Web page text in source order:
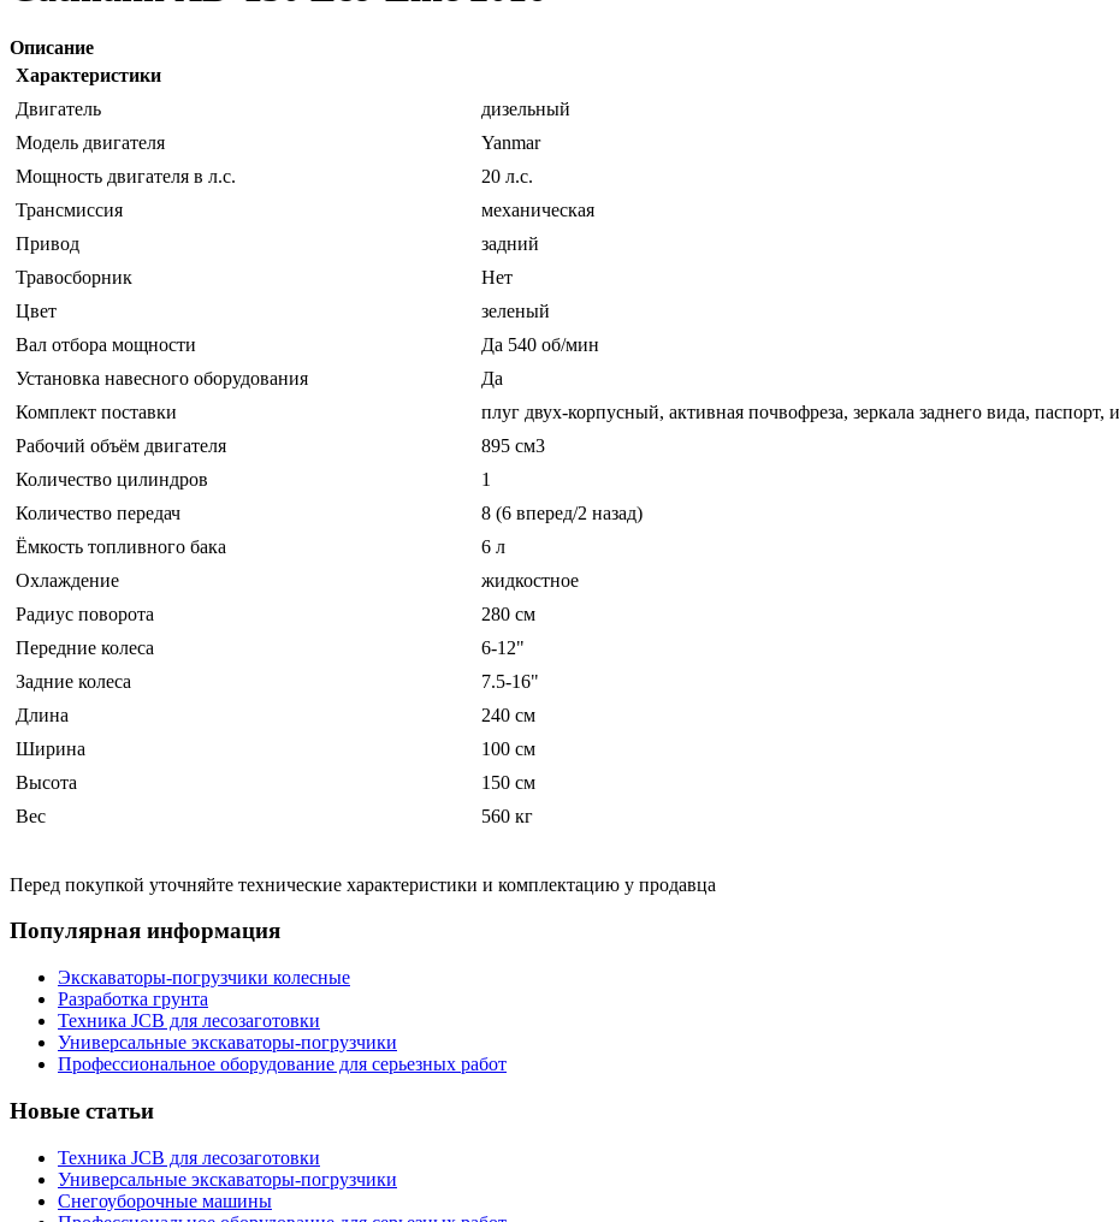
Описание
Характеристики
Двигатель
дизельный
Модель двигателя
Yanmar
Мощность двигателя в л.с.
20 л.с.
Трансмиссия
механическая
Привод
задний
Травосборник
Нет
Цвет
зеленый
Вал отбора мощности
Да 540 об/мин
Установка навесного оборудования
Да
Комплект поставки
плуг двух-корпусный, активная почвофреза, зеркала заднего вида, паспорт,
Рабочий объём двигателя
895 см3
Количество цилиндров
1
Количество передач
8 (6 вперед/2 назад)
Ёмкость топливного бака
6 л
Охлаждение
жидкостное
Радиус поворота
280 см
Передние колеса
6-12"
Задние колеса
7.5-16"
Длина
240 см
Ширина
100 см
Высота
150 см
Вес
560 кг
Перед покупкой уточняйте технические характеристики и комплектацию у продавца
Популярная информация
Экскаваторы-погрузчики колесные
Разработка грунта
Техника JCB для лесозаготовки
Универсальные экскаваторы-погрузчики
Профессиональное оборудование для серьезных работ
Новые статьи
Техника JCB для лесозаготовки
Универсальные экскаваторы-погрузчики
Снегоуборочные машины